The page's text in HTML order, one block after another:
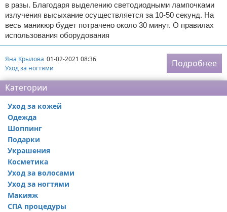
в разы. Благодаря выделению светодиодными лампочками
излучения высыхание осуществляется за 10-50 секунд. На
весь маникюр будет потрачено около 30 минут. О правилах
использования оборудования
Яна Крылова 01-02-2021 08:36
Уход за ногтями
Подробнее
Категории
Уход за кожей
Одежда
Шоппинг
Подарки
Украшения
Косметика
Уход за волосами
Уход за ногтями
Макияж
СПА процедуры